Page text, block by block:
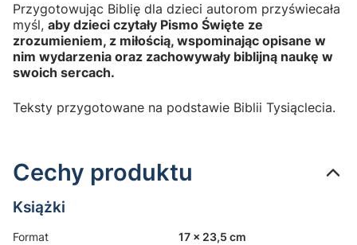
Przygotowując Biblię dla dzieci autorom przyświecała
myśl, aby dzieci czytały Pismo Święte ze
zrozumieniem, z miłością, wspominając opisane w
nim wydarzenia oraz zachowywały biblijną naukę w
swoich sercach.
Teksty przygotowane na podstawie Biblii Tysiąclecia.
Cechy produktu
Książki
Format 17 x 23,5 cm